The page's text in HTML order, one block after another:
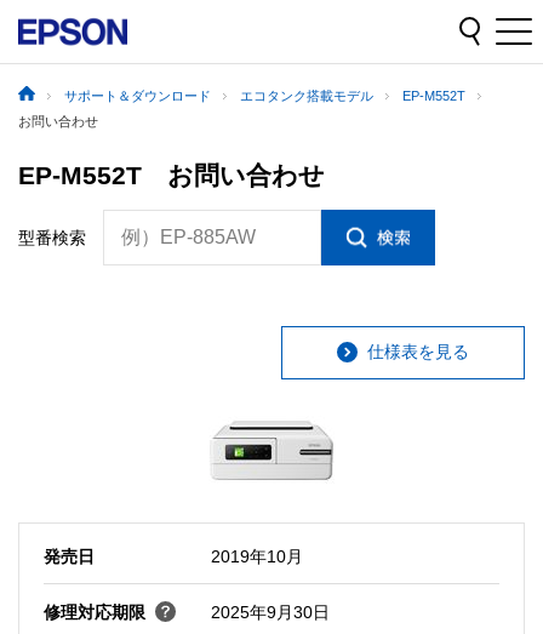
サポート＆ダウンロード エコタンク搭載モデル
EP-M552T
お問い合わせ
EP-M552T お問い合わせ
型番検索 例）EP-885AW
仕様表を見る
発売日 2019年10月
修理対応期限 2025年9月30日